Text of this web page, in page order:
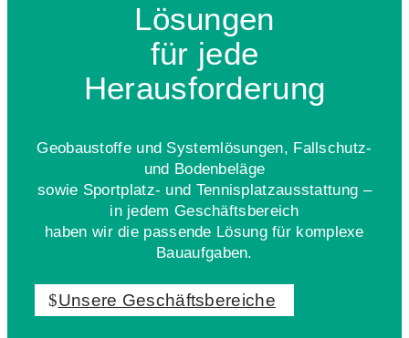
Lösungen
für jede
Herausforderung
Geobaustoffe und Systemlösungen, Fallschutz-
und Bodenbeläge
sowie Sportplatz- und Tennisplatzausstattung –
in jedem Geschäftsbereich
haben wir die passende Lösung für komplexe
Bauaufgaben.
Unsere Geschäftsbereiche